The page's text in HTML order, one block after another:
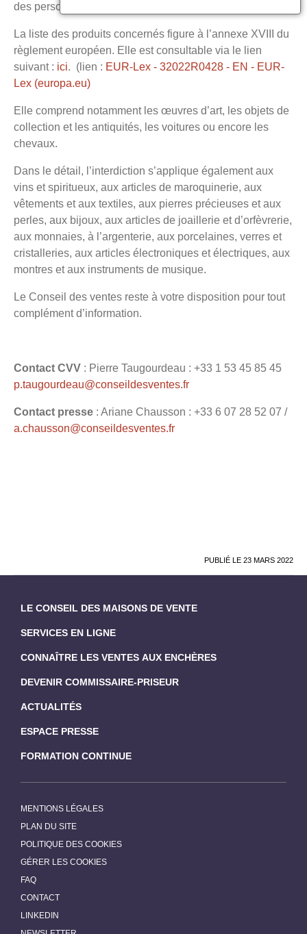
des personnes physiques ou morale en Russie.
La liste des produits concernés figure à l’annexe XVIII du
règlement européen. Elle est consultable via le lien
suivant : ici. (lien : EUR-Lex - 32022R0428 - EN - EUR-
Lex (europa.eu)
Elle comprend notamment les œuvres d’art, les objets de
collection et les antiquités, les voitures ou encore les
chevaux.
Dans le détail, l’interdiction s’applique également aux
vins et spiritueux, aux articles de maroquinerie, aux
vêtements et aux textiles, aux pierres précieuses et aux
perles, aux bijoux, aux articles de joaillerie et d’orfèvrerie,
aux monnaies, à l’argenterie, aux porcelaines, verres et
cristalleries, aux articles électroniques et électriques, aux
montres et aux instruments de musique.
Le Conseil des ventes reste à votre disposition pour tout
complément d’information.
Contact CVV : Pierre Taugourdeau : +33 1 53 45 85 45
p.taugourdeau@conseildesventes.fr
Contact presse : Ariane Chausson : +33 6 07 28 52 07 /
a.chausson@conseildesventes.fr
PUBLIÉ LE 23 MARS 2022
LE CONSEIL DES MAISONS DE VENTE
SERVICES EN LIGNE
CONNAÎTRE LES VENTES AUX ENCHÈRES
DEVENIR COMMISSAIRE-PRISEUR
ACTUALITÉS
ESPACE PRESSE
FORMATION CONTINUE
MENTIONS LÉGALES
PLAN DU SITE
POLITIQUE DES COOKIES
GÉRER LES COOKIES
FAQ
CONTACT
LINKEDIN